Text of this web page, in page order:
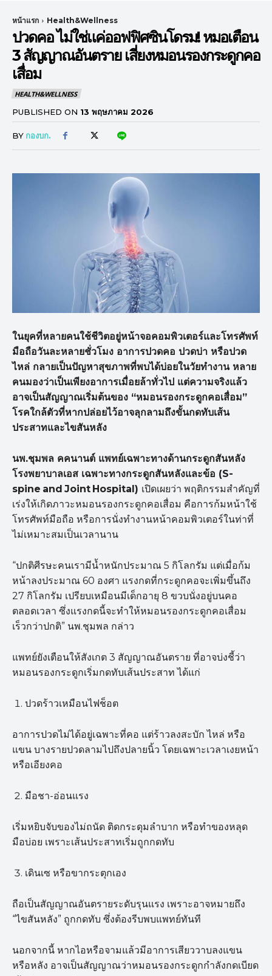
หน้าแรก Health&Wellness
ปวดคอ ไม่ใช่แค่ออฟฟิศซินโดรม! หมอเตือน
3 สัญญาณอันตราย เสี่ยงหมอนรองกระดูกคอ
เสื่อม
HEALTH&WELLNESS
PUBLISHED ON 13 พฤษภาคม 2026
BY กองบก.
ในยุคที่หลายคนใช้ชีวิตอยู่หน้าจอคอมพิวเตอร์และโทรศัพท์
มือถือวันละหลายชั่วโมง อาการปวดคอ ปวดบ่า หรือปวด
ไหล่ กลายเป็นปัญหาสุขภาพที่พบได้บ่อยในวัยทำงาน หลาย
คนมองว่าเป็นเพียงอาการเมื่อยล้าทั่วไป แต่ความจริงแล้ว
อาจเป็นสัญญาณเริ่มต้นของ “หมอนรองกระดูกคอเสื่อม”
โรคใกล้ตัวที่หากปล่อยไว้อาจลุกลามถึงขั้นกดทับเส้น
ประสาทและไขสันหลัง
นพ.ชุมพล คคนานต์ แพทย์เฉพาะทางด้านกระดูกสันหลัง
โรงพยาบาลเอส เฉพาะทางกระดูกสันหลังและข้อ (S-
spine and Joint Hospital) เปิดเผยว่า พฤติกรรมสำคัญที่
เร่งให้เกิดภาวะหมอนรองกระดูกคอเสื่อม คือการก้มหน้าใช้
โทรศัพท์มือถือ หรือการนั่งทำงานหน้าคอมพิวเตอร์ในท่าที่
ไม่เหมาะสมเป็นเวลานาน
“ปกติศีรษะคนเรามีน้ำหนักประมาณ 5 กิโลกรัม แต่เมื่อก้ม
หน้าลงประมาณ 60 องศา แรงกดที่กระดูกคอจะเพิ่มขึ้นถึง
27 กิโลกรัม เปรียบเหมือนมีเด็กอายุ 8 ขวบนั่งอยู่บนคอ
ตลอดเวลา ซึ่งแรงกดนี้จะทำให้หมอนรองกระดูกคอเสื่อม
เร็วกว่าปกติ” นพ.ชุมพล กล่าว
แพทย์ยังเตือนให้สังเกต 3 สัญญาณอันตราย ที่อาจบ่งชี้ว่า
หมอนรองกระดูกเริ่มกดทับเส้นประสาท ได้แก่
ปวดร้าวเหมือนไฟช็อต
อาการปวดไม่ได้อยู่เฉพาะที่คอ แต่ร้าวลงสะบัก ไหล่ หรือ
แขน บางรายปวดลามไปถึงปลายนิ้ว โดยเฉพาะเวลาเงยหน้า
หรือเอียงคอ
มือชา-อ่อนแรง
เริ่มหยิบจับของไม่ถนัด ติดกระดุมลำบาก หรือทำของหลุด
มือบ่อย เพราะเส้นประสาทเริ่มถูกกดทับ
เดินเซ หรือขากระตุกเอง
ถือเป็นสัญญาณอันตรายระดับรุนแรง เพราะอาจหมายถึง
“ไขสันหลัง” ถูกกดทับ ซึ่งต้องรีบพบแพทย์ทันที
นอกจากนี้ หากไอหรือจามแล้วมีอาการเสียววาบลงแขน
หรือหลัง อาจเป็นสัญญาณว่าหมอนรองกระดูกกำลังกดเบียด